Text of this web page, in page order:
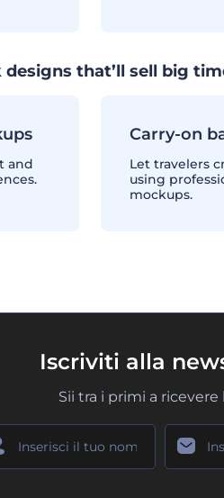
that’ll sell big
and
Carry-on
Let travelers
using
mockups.
Iscriviti alla
Sii tra i primi a